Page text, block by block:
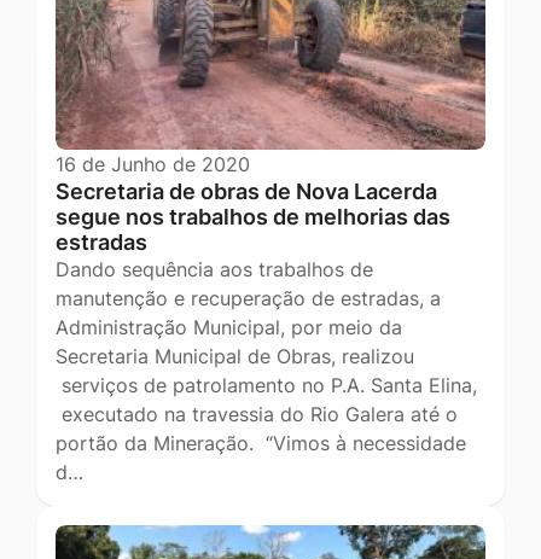
16 de Junho de 2020
Secretaria de obras de Nova Lacerda
segue nos trabalhos de melhorias das
estradas
Dando sequência aos trabalhos de
manutenção e recuperação de estradas, a
Administração Municipal, por meio da
Secretaria Municipal de Obras, realizou
serviços de patrolamento no P.A. Santa Elina,
executado na travessia do Rio Galera até o
portão da Mineração. “Vimos à necessidade
d…